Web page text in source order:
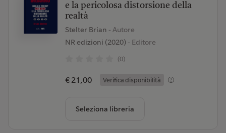
e la pericolosa distorsione della
realtà
Stelter Brian - Autore
NR edizioni (2020)- Editore
(0)
€ 21,00 Verifica disponibilità
Seleziona libreria